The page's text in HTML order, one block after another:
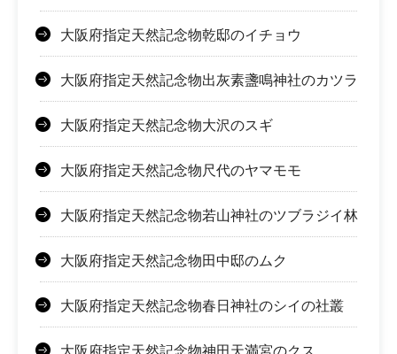
大阪府指定天然記念物乾邸のイチョウ
大阪府指定天然記念物出灰素盞鳴神社のカツラ
大阪府指定天然記念物大沢のスギ
大阪府指定天然記念物尺代のヤマモモ
大阪府指定天然記念物若山神社のツブラジイ林
大阪府指定天然記念物田中邸のムク
大阪府指定天然記念物春日神社のシイの社叢
大阪府指定天然記念物神田天満宮のクス